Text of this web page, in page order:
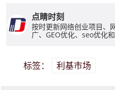
点睛时刻
按时更新网络创业项目、
广、GEO优化、seo优化
标签： 利基市场